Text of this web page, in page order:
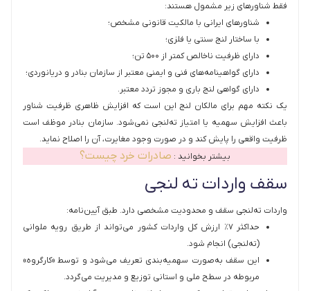
فقط شناورهای زیر مشمول هستند:
شناورهای ایرانی با مالکیت قانونی مشخص؛
با ساختار لنج سنتی یا فلزی؛
دارای ظرفیت ناخالص کمتر از ۵۰۰ تن؛
دارای گواهینامه‌های فنی و ایمنی معتبر از سازمان بنادر و دریانوردی؛
دارای گواهی لنج باری و مجوز تردد معتبر.
یک نکته مهم برای مالکان لنج این است که افزایش ظاهری ظرفیت شناور
باعث افزایش سهمیه یا امتیاز ته‌لنجی نمی‌شود. سازمان بنادر موظف است
ظرفیت واقعی را پایش کند و در صورت وجود مغایرت، آن را اصلاح نماید.
بیشتر بخوانید : صادرات خرد چیست؟
سقف واردات ته لنجی
واردات ته‌لنجی سقف و محدودیت مشخصی دارد. طبق آیین‌نامه:
حداکثر ۷٪ ارزش کل واردات کشور می‌تواند از طریق رویه ملوانی
(ته‌لنجی) انجام شود.
این سقف به‌صورت سهمیه‌بندی تعریف می‌شود و توسط «کارگروه»
مربوطه در سطح ملی و استانی توزیع و مدیریت می‌گردد.